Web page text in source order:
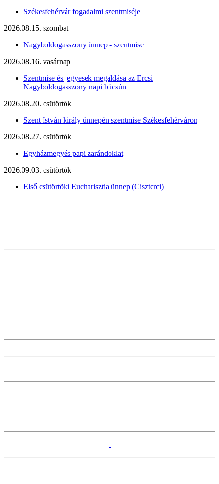
Székesfehérvár fogadalmi szentmiséje
2026.08.15. szombat
Nagyboldogasszony ünnep - szentmise
2026.08.16. vasárnap
Szentmise és jegyesek megáldása az Ercsi
Nagyboldogasszony-napi búcsún
2026.08.20. csütörtök
Szent István király ünnepén szentmise Székesfehérváron
2026.08.27. csütörtök
Egyházmegyés papi zarándoklat
2026.09.03. csütörtök
Első csütörtöki Eucharisztia ünnep (Ciszterci)